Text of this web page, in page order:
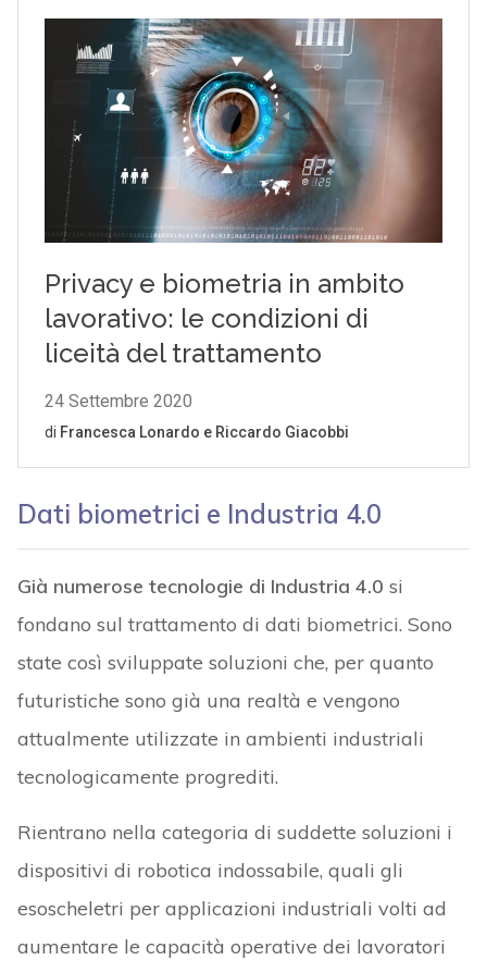
Dati biometrici e Industria 4.0
Già numerose tecnologie di Industria 4.0 si
fondano sul trattamento di dati biometrici. Sono
state così sviluppate soluzioni che, per quanto
futuristiche sono già una realtà e vengono
attualmente utilizzate in ambienti industriali
tecnologicamente progrediti.
Rientrano nella categoria di suddette soluzioni i
dispositivi di robotica indossabile, quali gli
esoscheletri per applicazioni industriali volti ad
aumentare le capacità operative dei lavoratori